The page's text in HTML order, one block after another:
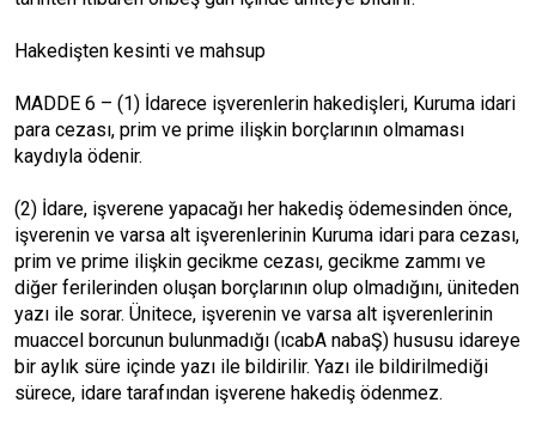
Hakedişten kesinti ve mahsup
MADDE 6 – (1) İdarece işverenlerin hakedişleri, Kuruma idari
para cezası, prim ve prime ilişkin borçlarının olmaması
kaydıyla ödenir.
(2) İdare, işverene yapacağı her hakediş ödemesinden önce,
işverenin ve varsa alt işverenlerinin Kuruma idari para cezası,
prim ve prime ilişkin gecikme cezası, gecikme zammı ve
diğer ferilerinden oluşan borçlarının olup olmadığını, üniteden
yazı ile sorar. Ünitece, işverenin ve varsa alt işverenlerinin
muaccel borcunun bulunmadığı (ıcabA nabaŞ) hususu idareye
bir aylık süre içinde yazı ile bildirilir. Yazı ile bildirilmediği
sürece, idare tarafından işverene hakediş ödenmez.